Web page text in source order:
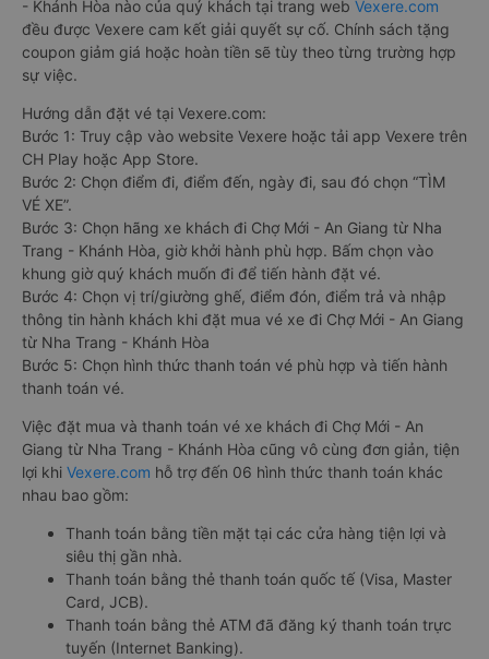
- Khánh Hòa nào của quý khách tại trang web Vexere.com
đều được Vexere cam kết giải quyết sự cố. Chính sách tặng
coupon giảm giá hoặc hoàn tiền sẽ tùy theo từng trường hợp
sự việc.
Hướng dẫn đặt vé tại Vexere.com:
Bước 1: Truy cập vào website Vexere hoặc tải app Vexere trên
CH Play hoặc App Store.
Bước 2: Chọn điểm đi, điểm đến, ngày đi, sau đó chọn “TÌM
VÉ XE”.
Bước 3: Chọn hãng xe khách đi Chợ Mới - An Giang từ Nha
Trang - Khánh Hòa, giờ khởi hành phù hợp. Bấm chọn vào
khung giờ quý khách muốn đi để tiến hành đặt vé.
Bước 4: Chọn vị trí/giường ghế, điểm đón, điểm trả và nhập
thông tin hành khách khi đặt mua vé xe đi Chợ Mới - An Giang
từ Nha Trang - Khánh Hòa
Bước 5: Chọn hình thức thanh toán vé phù hợp và tiến hành
thanh toán vé.
Việc đặt mua và thanh toán vé xe khách đi Chợ Mới - An
Giang từ Nha Trang - Khánh Hòa cũng vô cùng đơn giản, tiện
lợi khi Vexere.com hỗ trợ đến 06 hình thức thanh toán khác
nhau bao gồm:
Thanh toán bằng tiền mặt tại các cửa hàng tiện lợi và
siêu thị gần nhà.
Thanh toán bằng thẻ thanh toán quốc tế (Visa, Master
Card, JCB).
Thanh toán bằng thẻ ATM đã đăng ký thanh toán trực
tuyến (Internet Banking).